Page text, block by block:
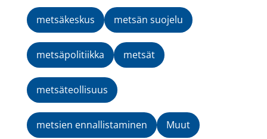
metsäkeskus metsän suojelu
metsäpolitiikka metsät
metsäteollisuus
metsien ennallistaminen Muut